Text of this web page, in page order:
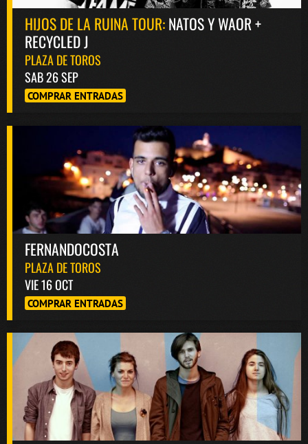
HIJOS DE LA RUINA TOUR:NATOS Y WAOR +
RECYCLED J
PLAZA DE TOROS
SAB 26 SEP
COMPRAR ENTRADAS
FERNANDOCOSTA
PLAZA DE TOROS
VIE 16 OCT
COMPRAR ENTRADAS